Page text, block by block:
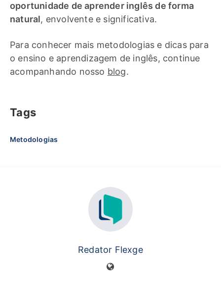
oportunidade de aprender inglês de forma
natural, envolvente e significativa.
Para conhecer mais metodologias e dicas para
o ensino e aprendizagem de inglês, continue
acompanhando nosso blog.
Tags
Metodologias
Redator Flexge